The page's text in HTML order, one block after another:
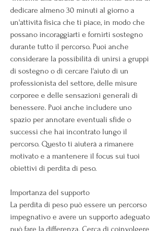
dedicare almeno 30 minuti al giorno a
un'attività fisica che ti piace, in modo che
possano incoraggiarti e fornirti sostegno
durante tutto il percorso. Puoi anche
considerare la possibilità di unirsi a gruppi
di sostegno o di cercare l'aiuto di un
professionista del settore, delle misure
corporee e delle sensazioni generali di
benessere. Puoi anche includere uno
spazio per annotare eventuali sfide o
successi che hai incontrato lungo il
percorso. Questo ti aiuterà a rimanere
motivato e a mantenere il focus sui tuoi
obiettivi di perdita di peso.
Importanza del supporto
La perdita di peso può essere un percorso
impegnativo e avere un supporto adeguato
può fare la differenza. Cerca di coinvolgere